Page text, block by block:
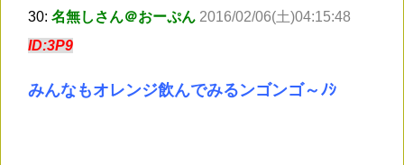
30: 名無しさん＠おーぷん 2016/02/06(土)04:15:48
ID:3P9
みんなもオレンジ飲んでみるンゴンゴ～ﾉｼ